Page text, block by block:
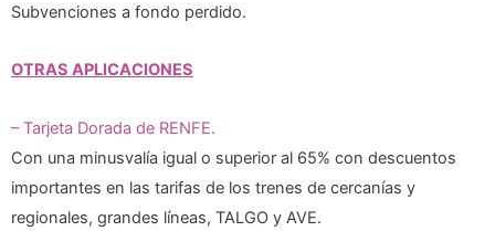
Subvenciones a fondo perdido.
OTRAS APLICACIONES
– Tarjeta Dorada de RENFE.
Con una minusvalía igual o superior al 65% con descuentos
importantes en las tarifas de los trenes de cercanías y
regionales, grandes líneas, TALGO y AVE.